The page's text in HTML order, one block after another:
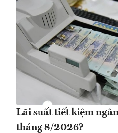
Lãi suất tiết kiệm
tháng 8/2026?